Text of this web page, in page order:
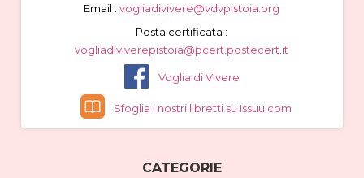
Email : vogliadivivere@vdvpistoia.org
Posta certificata :
vogliadiviverepistoia@pcert.postecert.it
Voglia di Vivere
Sfoglia i nostri libretti su Issuu.com
CATEGORIE